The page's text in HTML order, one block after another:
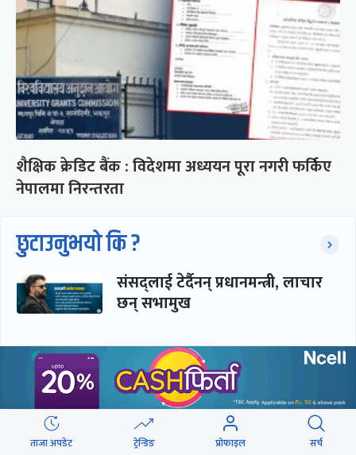
शैक्षिक क्रेडिट बैंक : विदेशमा अध्ययन पूरा नगरी फर्किए
नेपालमा निरन्तरता
छुटाउनुभयो कि ?
संसद्लाई टेर्दैनन् प्रधानमन्त्री, लाचार
छन् सभामुख
‘अस्थायी प्रकृतिको अध्यादेशले ऐनको
व्यवस्था विस्थापित गर्न सक्दैन’
ताजा अपडेट ट्रेन्डिङ प्रोफाइल सर्च